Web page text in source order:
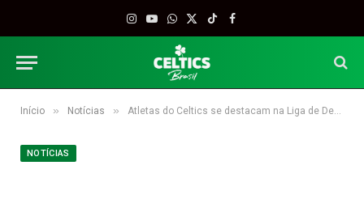
Instagram
YouTube
WhatsApp
X
TikTokFacebook
Início » Notícias » Atletas do Celtics se destacam na Liga de Desenvolvimento
NOTÍCIAS